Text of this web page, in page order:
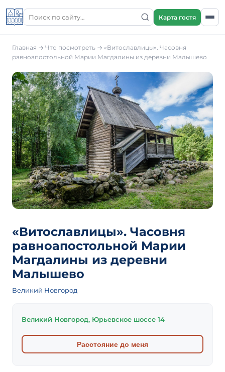
Карта гостя
Главная → Что посмотреть → «Витославлицы». Часовня
равноапостольной Марии Магдалины из деревни Малышево
«Витославлицы». Часовня
равноапостольной Марии
Магдалины из деревни
Малышево
Великий Новгород
Великий Новгород, Юрьевское шоссе 14
Расстояние до меня